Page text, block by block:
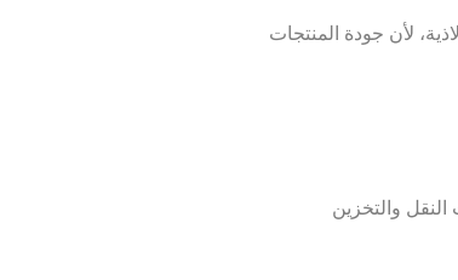
لأن جودة المنتجات
والتخزين